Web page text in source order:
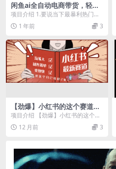
闲鱼ai全自动电商带货，轻松
上手，小白可做，单月稳定变
现8000+
项目介绍 1.要说当下最暴利热门的
行业，那电商行业一定占有一席之
地，现在互联网发...
1 年前 3
【劲爆】小红书的这个赛道，
流通真是太好了，我这个月已
经赚2W+
项目介绍 【劲爆】小红书的这个赛
道，流通真是太好了，我这个月已
经赚2W+ 课程目...
12 月前 3